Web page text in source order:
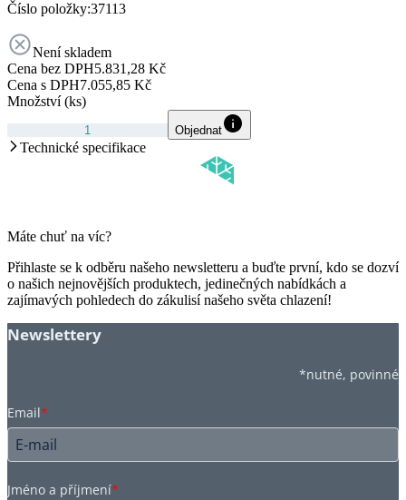
Číslo položky:37113
Není skladem
Cena bez DPH5.831,28 Kč
Cena s DPH7.055,85 Kč
Množství (ks)
Objednat
Technické specifikace
Máte chuť na víc?
Přihlaste se k odběru našeho newsletteru a buďte první, kdo se dozví
o našich nejnovějších produktech, jedinečných nabídkách a
zajímavých pohledech do zákulisí našeho světa chlazení!
Newslettery
*nutné, povinné
Email*
Jméno a příjmení*